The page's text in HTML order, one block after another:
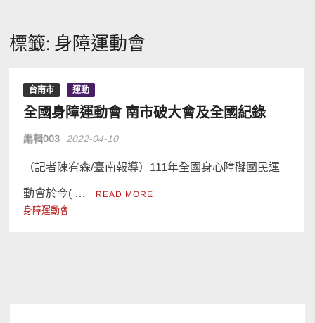
標籤: 身障運動會
台南市 運動
全國身障運動會 南市破大會及全國紀錄
編輯003 2022-04-10
（記者陳宥森/臺南報導）111年全國身心障礙國民運
動會於今( … READ MORE
身障運動會